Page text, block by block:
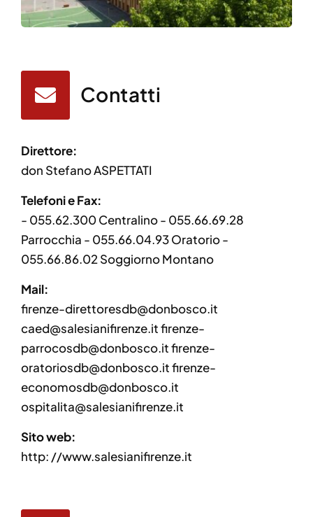
Contatti
Direttore:
don Stefano ASPETTATI
Telefoni e Fax:
- 055.62.300 Centralino - 055.66.69.28
Parrocchia - 055.66.04.93 Oratorio -
055.66.86.02 Soggiorno Montano
Mail:
firenze-direttoresdb@donbosco.it
caed@salesianifirenze.it firenze-
parrocosdb@donbosco.it firenze-
oratoriosdb@donbosco.it firenze-
economosdb@donbosco.it
ospitalita@salesianifirenze.it
Sito web:
http: //www.salesianifirenze.it